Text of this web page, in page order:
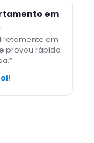
em
em
provou rápida
”